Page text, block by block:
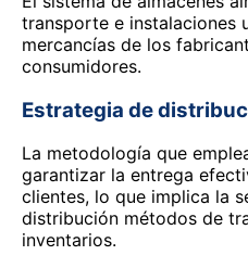
transporte e instalaciones
mercancías de los
consumidores.
Estrategia de
La metodología que
garantizar la entrega
clientes, lo que implica la
distribución métodos de
inventarios.